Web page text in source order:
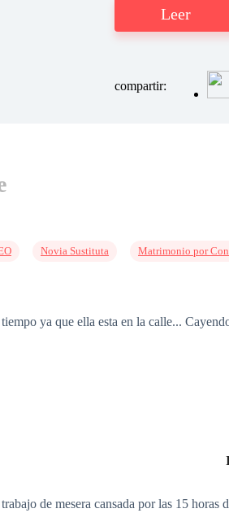
Leer
compartir:
Novia Sustituta Matrimonio por
ya que ella esta en la calle...
de mesera cansada por las 15